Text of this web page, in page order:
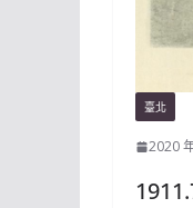
臺北
2020